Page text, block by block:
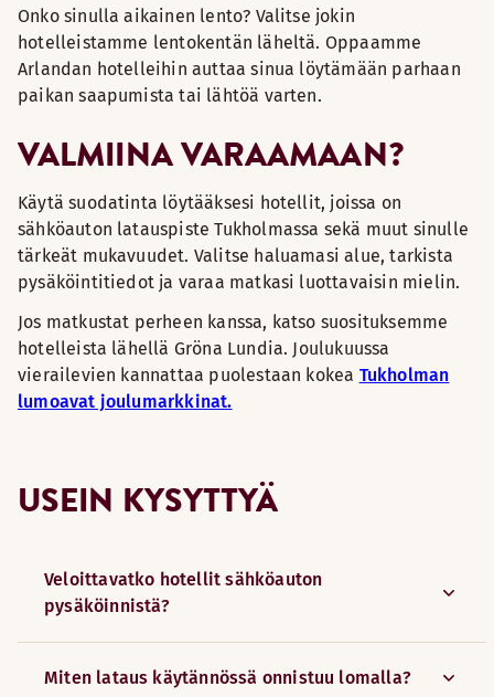
Onko sinulla aikainen lento? Valitse jokin
hotelleistamme lentokentän läheltä. Oppaamme
Arlandan hotelleihin auttaa sinua löytämään parhaan
paikan saapumista tai lähtöä varten.
VALMIINA VARAAMAAN?
Käytä suodatinta löytääksesi hotellit, joissa on
sähköauton latauspiste Tukholmassa sekä muut sinulle
tärkeät mukavuudet. Valitse haluamasi alue, tarkista
pysäköintitiedot ja varaa matkasi luottavaisin mielin.
Jos matkustat perheen kanssa, katso suosituksemme
hotelleista lähellä Gröna Lundia. Joulukuussa
vierailevien kannattaa puolestaan kokea Tukholman
lumoavat joulumarkkinat.
USEIN KYSYTTYÄ
Veloittavatko hotellit sähköauton
pysäköinnistä?
Miten lataus käytännössä onnistuu lomalla?